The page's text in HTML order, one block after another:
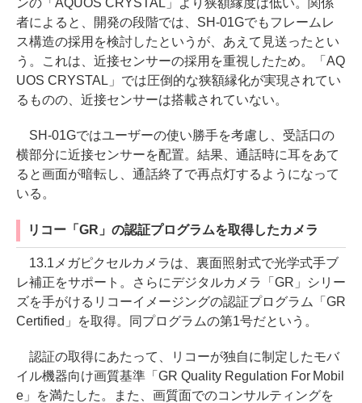
者によると、開発の段階では、SH-01Gでもフレームレ
ス構造の採用を検討したというが、あえて見送ったとい
う。これは、近接センサーの採用を重視したため。「AQ
UOS CRYSTAL」では圧倒的な狭額縁化が実現されてい
るものの、近接センサーは搭載されていない。
SH-01Gではユーザーの使い勝手を考慮し、受話口の
横部分に近接センサーを配置。結果、通話時に耳をあて
ると画面が暗転し、通話終了で再点灯するようになって
いる。
リコー「GR」の認証プログラムを取得したカメラ
13.1メガピクセルカメラは、裏面照射式で光学式手ブ
レ補正をサポート。さらにデジタルカメラ「GR」シリー
ズを手がけるリコーイメージングの認証プログラム「GR
Certified」を取得。同プログラムの第1号だという。
認証の取得にあたって、リコーが独自に制定したモバ
イル機器向け画質基準「GR Quality Regulation For Mobil
e」を満たした。また、画質面でのコンサルティングを